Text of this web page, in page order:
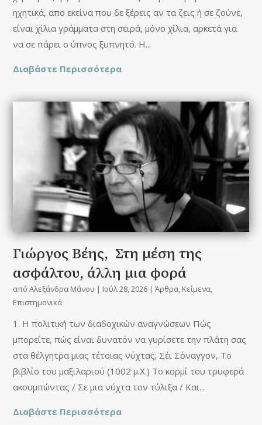
ηχητικά, απο εκείνα που δε ξέρεις αν τα ζεις ή σε ζούνε,
είναι χίλια γράμματα στη σειρά, μόνο χίλια, αρκετά για
να σε πάρει ο ύπνος ξυπνητό. Η...
Διαβάστε Περισσότερα
Γιώργος Βέης, Στη μέση της
ασφάλτου, άλλη μια φορά
απόΑλεξάνδρα Μάνου | Ιούλ 28, 2026 |Άρθρα, Κείμενα,
Επιστημονικά
1. Η πολιτική των διαδοχικών αναγνώσεων Πώς
μπορείτε, πώς είναι δυνατόν να γυρίσετε την πλάτη σας
στα θέλγητρα μιας τέτοιας νύχτας; Σέι Σόναγγον, Το
βιβλίο του μαξιλαριού (1002 μ.X.) Το κορμί του τρυφερά
ακουμπώντας / Σε μια νύχτα τον τύλιξα / Και...
Διαβάστε Περισσότερα